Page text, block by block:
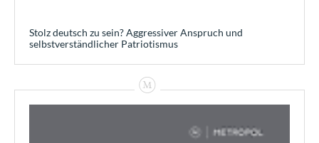
Stolz deutsch zu sein? Aggressiver Anspruch und
selbstverständlicher Patriotismus